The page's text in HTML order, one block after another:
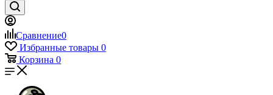
Сравнение0
Избранные товары 0
Корзина 0